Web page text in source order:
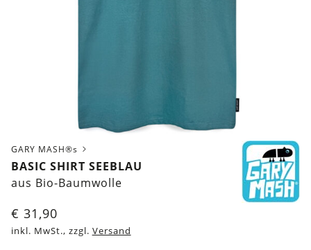
GARY MASH®s
BASIC SHIRT SEEBLAU
aus Bio-Baumwolle
€ 31,90
inkl. MwSt., zzgl. Versand